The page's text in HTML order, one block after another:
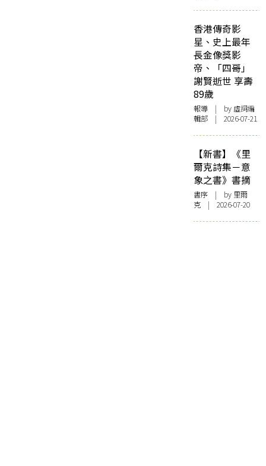
香港傳奇影
星、史上最年
長金像獎影
帝、「四哥」
謝賢逝世 享壽
89歲
報導 | by 虛詞編
輯部 | 2026-07-21
【新書】《里
爾克詩集－意
象之書》書摘
書序 | by 里爾
克 | 2026-07-20